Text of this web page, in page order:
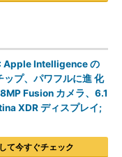
Apple Intelligence の
ップ、パワフルに進 化
Fusion カメラ、6.1
XDR ディスプレイ;
て今すぐチェック